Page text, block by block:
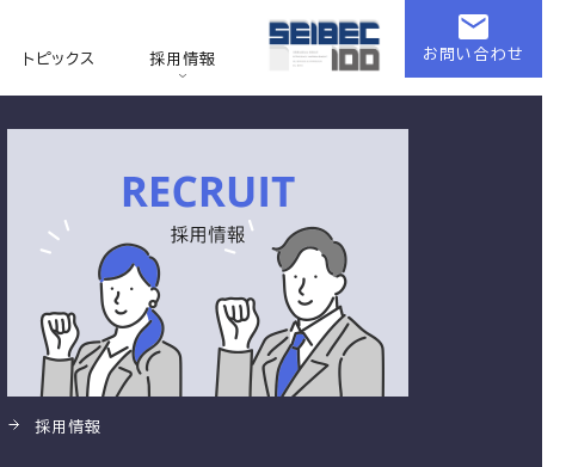
トピックス 採用情報 お問い合わせ
採用情報